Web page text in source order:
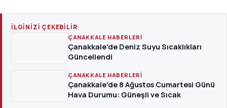
İLGINIZI ÇEKEBILIR
ÇANAKKALE HABERLERI
Çanakkale'de Deniz Suyu Sıcaklıkları
Güncellendi
ÇANAKKALE HABERLERI
Çanakkale'de 8 Ağustos Cumartesi Günü
Hava Durumu: Güneşli ve Sıcak